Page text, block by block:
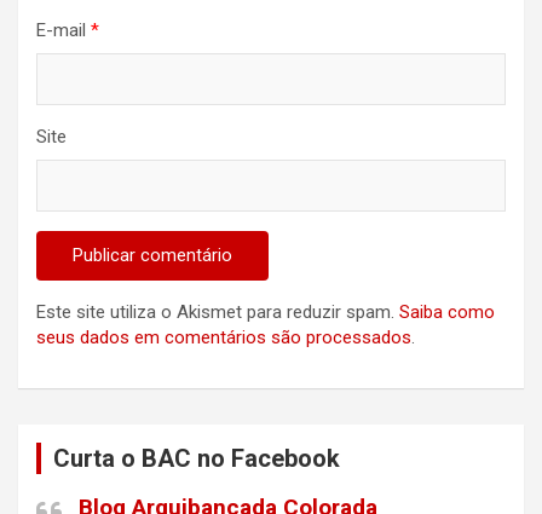
E-mail *
Site
Este site utiliza o Akismet para reduzir spam. Saiba como
seus dados em comentários são processados.
Curta o BAC no Facebook
Blog Arquibancada Colorada